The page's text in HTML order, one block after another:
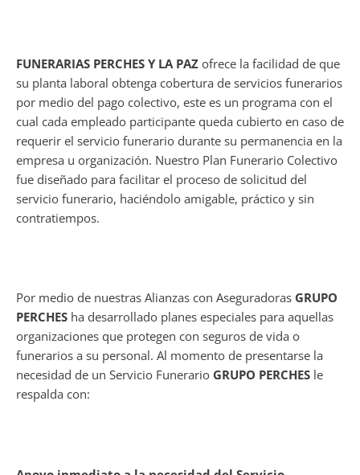
FUNERARIAS PERCHES Y LA PAZ ofrece la facilidad de que
su planta laboral obtenga cobertura de servicios funerarios
por medio del pago colectivo, este es un programa con el
cual cada empleado participante queda cubierto en caso de
requerir el servicio funerario durante su permanencia en la
empresa u organización. Nuestro Plan Funerario Colectivo
fue diseñado para facilitar el proceso de solicitud del
servicio funerario, haciéndolo amigable, práctico y sin
contratiempos.
Por medio de nuestras Alianzas con Aseguradoras GRUPO
PERCHES ha desarrollado planes especiales para aquellas
organizaciones que protegen con seguros de vida o
funerarios a su personal. Al momento de presentarse la
necesidad de un Servicio Funerario GRUPO PERCHES le
respalda con: